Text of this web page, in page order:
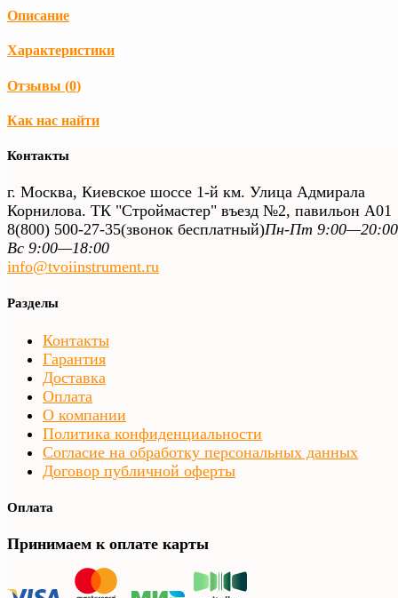
Описание
Характеристики
Отзывы (0)
Как нас найти
Контакты
г. Москва, Киевское шоссе 1-й км. Улица Адмирала
Корнилова. ТК "Строймастер" въезд №2, павильон А01
8(800) 500-27-35(звонок бесплатный)Пн-Пт
Вс 9:00—18:00
info@tvoiinstrument.ru
Разделы
Контакты
Гарантия
Доставка
Оплата
О компании
Политика конфиденциальности
Согласие на обработку персональных данных
Договор публичной оферты
Оплата
Принимаем к оплате карты